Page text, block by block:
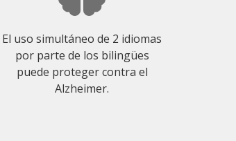
El uso simultáneo de 2 idiomas
por parte de los bilingües
puede proteger contra el
Alzheimer.